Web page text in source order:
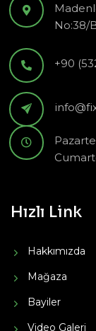
No:38/
+90
Hızlı Link
Hakkımızda
Mağaza
Bayiler
Video Galeri